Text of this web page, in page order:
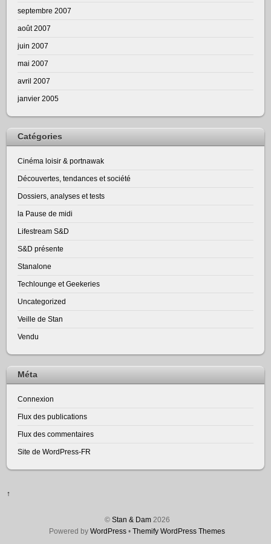
septembre 2007
août 2007
juin 2007
mai 2007
avril 2007
janvier 2005
Catégories
Cinéma loisir & portnawak
Découvertes, tendances et société
Dossiers, analyses et tests
la Pause de midi
Lifestream S&D
S&D présente
Stanalone
Techlounge et Geekeries
Uncategorized
Veille de Stan
Vendu
Méta
Connexion
Flux des publications
Flux des commentaires
Site de WordPress-FR
↑
© Stan & Dam2026
Powered by WordPress • Themify WordPress Themes